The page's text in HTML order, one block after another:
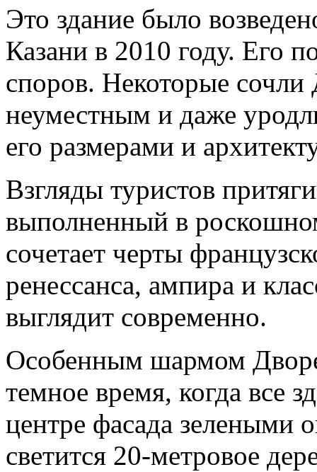
Это здание было
Казани в 2010 году. Его
споров. Некоторые сочли
неуместным и даже
его размерами и
Взгляды туристов
выполненный в
сочетает черты
ренессанса, ампира и
выглядит современно.
Особенным шармом
темное время, когда все
центре фасада
светится 20-метровое